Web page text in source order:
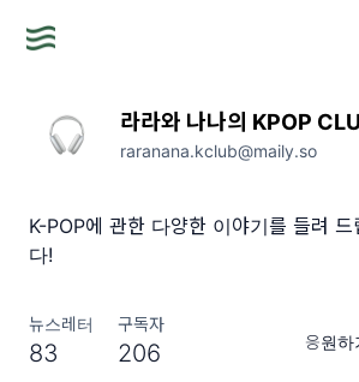
라라와 나나의 KPOP
raranana.kclub@maily.so
K-POP에 관한 다양한 이야기를 들려 드
다!
뉴스레터
83
구독자
206 응원하